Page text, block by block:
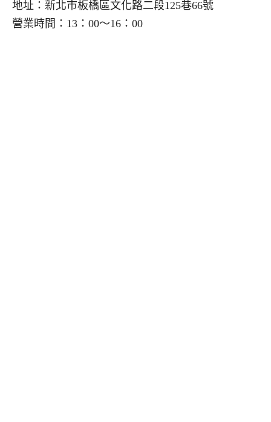
地址：新北市板橋區文化路二段125巷66號
營業時間：13：00～16：00